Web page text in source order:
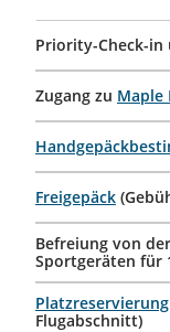
Priority-Check-in
Zugang zu Maple
Freigepäck
Befreiung von
Sportgeräten für
Platzreservierung
Flugabschnitt)